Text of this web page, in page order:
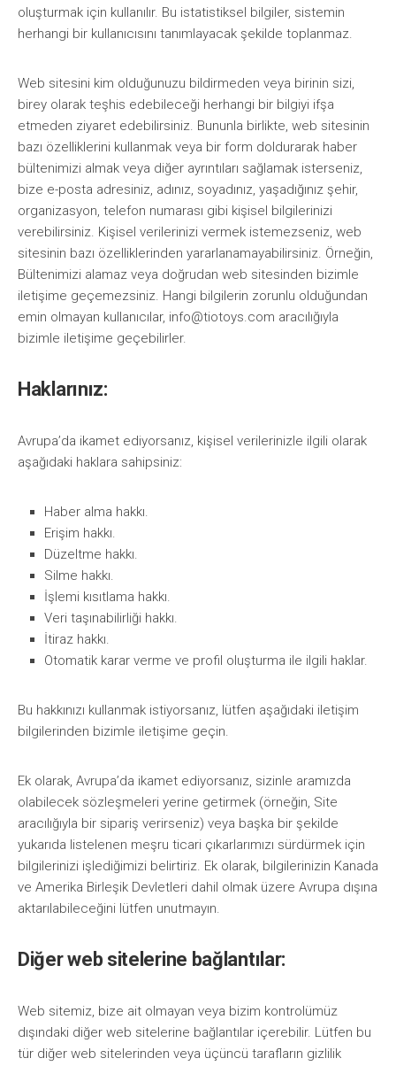
oluşturmak için kullanılır. Bu istatistiksel bilgiler, sistemin
herhangi bir kullanıcısını tanımlayacak şekilde toplanmaz.
Web sitesini kim olduğunuzu bildirmeden veya birinin sizi,
birey olarak teşhis edebileceği herhangi bir bilgiyi ifşa
etmeden ziyaret edebilirsiniz. Bununla birlikte, web sitesinin
bazı özelliklerini kullanmak veya bir form doldurarak haber
bültenimizi almak veya diğer ayrıntıları sağlamak isterseniz,
bize e-posta adresiniz, adınız, soyadınız, yaşadığınız şehir,
organizasyon, telefon numarası gibi kişisel bilgilerinizi
verebilirsiniz. Kişisel verilerinizi vermek istemezseniz, web
sitesinin bazı özelliklerinden yararlanamayabilirsiniz. Örneğin,
Bültenimizi alamaz veya doğrudan web sitesinden bizimle
iletişime geçemezsiniz. Hangi bilgilerin zorunlu olduğundan
emin olmayan kullanıcılar, info@tiotoys.com aracılığıyla
bizimle iletişime geçebilirler.
Haklarınız:
Avrupa’da ikamet ediyorsanız, kişisel verilerinizle ilgili olarak
aşağıdaki haklara sahipsiniz:
Haber alma hakkı.
Erişim hakkı.
Düzeltme hakkı.
Silme hakkı.
İşlemi kısıtlama hakkı.
Veri taşınabilirliği hakkı.
İtiraz hakkı.
Otomatik karar verme ve profil oluşturma ile ilgili haklar.
Bu hakkınızı kullanmak istiyorsanız, lütfen aşağıdaki iletişim
bilgilerinden bizimle iletişime geçin.
Ek olarak, Avrupa’da ikamet ediyorsanız, sizinle aramızda
olabilecek sözleşmeleri yerine getirmek (örneğin, Site
aracılığıyla bir sipariş verirseniz) veya başka bir şekilde
yukarıda listelenen meşru ticari çıkarlarımızı sürdürmek için
bilgilerinizi işlediğimizi belirtiriz. Ek olarak, bilgilerinizin Kanada
ve Amerika Birleşik Devletleri dahil olmak üzere Avrupa dışına
aktarılabileceğini lütfen unutmayın.
Diğer web sitelerine bağlantılar:
Web sitemiz, bize ait olmayan veya bizim kontrolümüz
dışındaki diğer web sitelerine bağlantılar içerebilir. Lütfen bu
tür diğer web sitelerinden veya üçüncü tarafların gizlilik